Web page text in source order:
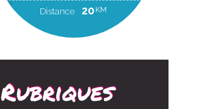
Distance 20KM
Rubriques